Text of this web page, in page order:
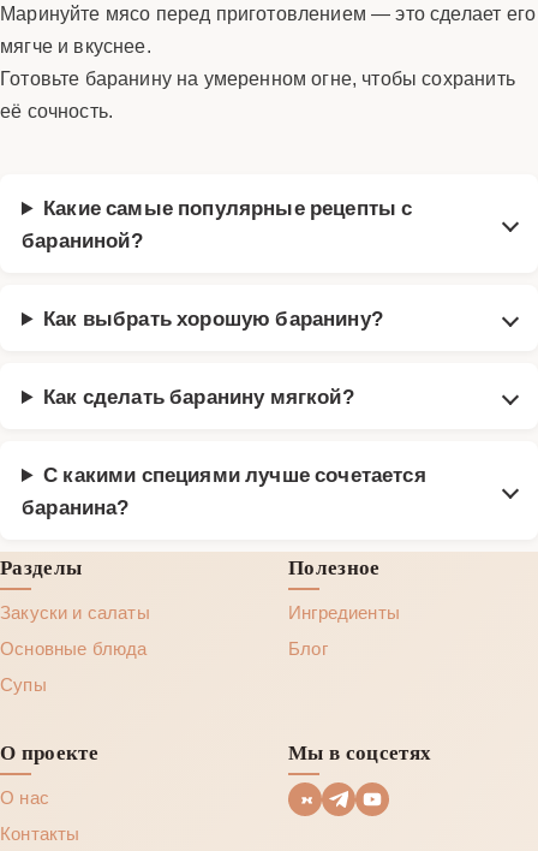
Маринуйте мясо перед приготовлением — это сделает его
мягче и вкуснее.
Готовьте баранину на умеренном огне, чтобы сохранить
её сочность.
Какие самые популярные рецепты с
бараниной?
Как выбрать хорошую баранину?
Как сделать баранину мягкой?
С какими специями лучше сочетается
баранина?
Разделы
Закуски и салаты
Основные блюда
Супы
Полезное
Ингредиенты
Блог
О проекте
О нас
Контакты
Мы в соцсетях